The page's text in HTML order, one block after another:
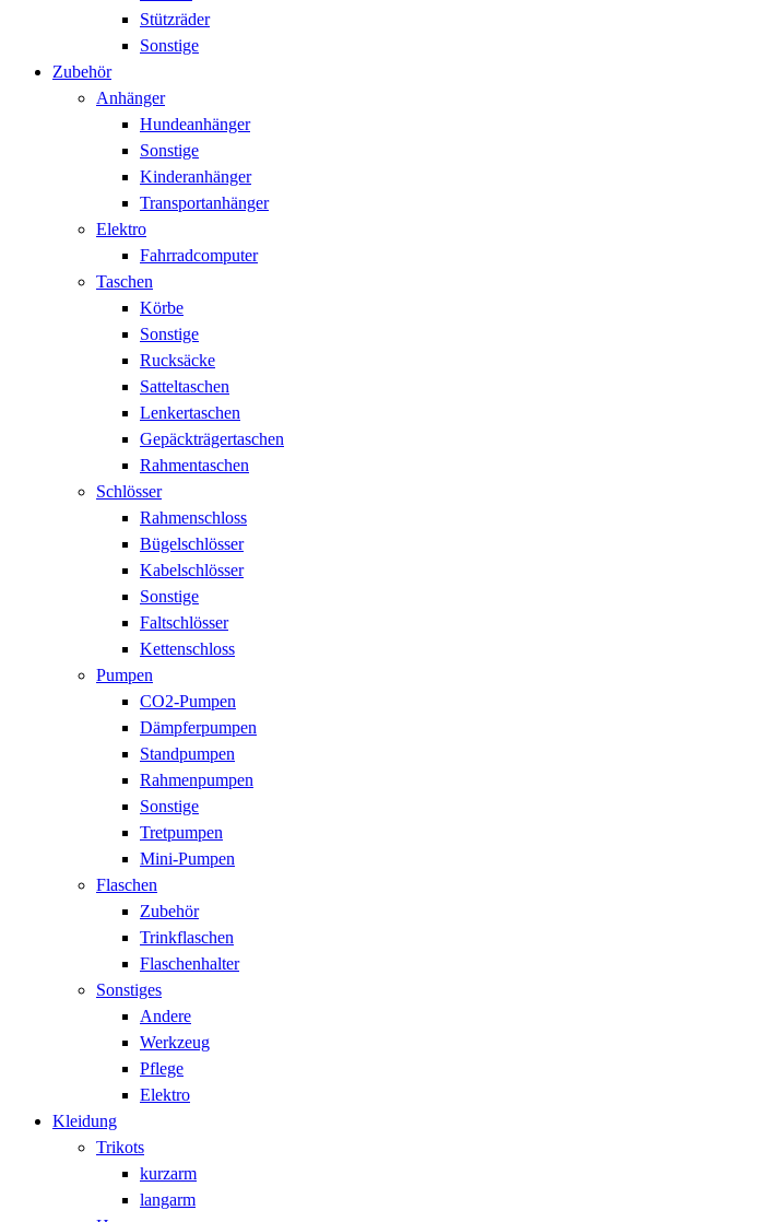
Stützräder
Sonstige
Zubehör
Anhänger
Hundeanhänger
Sonstige
Kinderanhänger
Transportanhänger
Elektro
Fahrradcomputer
Taschen
Körbe
Sonstige
Rucksäcke
Satteltaschen
Lenkertaschen
Gepäckträgertaschen
Rahmentaschen
Schlösser
Rahmenschloss
Bügelschlösser
Kabelschlösser
Sonstige
Faltschlösser
Kettenschloss
Pumpen
CO2-Pumpen
Dämpferpumpen
Standpumpen
Rahmenpumpen
Sonstige
Tretpumpen
Mini-Pumpen
Flaschen
Zubehör
Trinkflaschen
Flaschenhalter
Sonstiges
Andere
Werkzeug
Pflege
Elektro
Kleidung
Trikots
kurzarm
langarm